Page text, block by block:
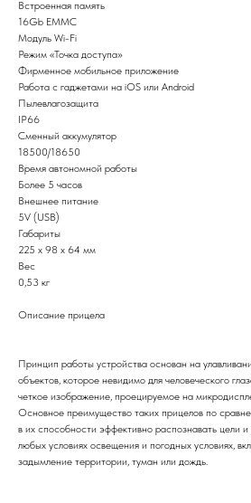
Встроенная память
16Gb EMMC
Модуль Wi-Fi
Режим «Точка доступа»
Фирменное мобильное приложение
Работа с гаджетами на iOS или Android
Пылевлагозащита
IP66
Сменный аккумулятор
18500/18650
Время автономной работы
Более 5 часов
Внешнее питание
5V (USB)
Габариты
225 x 98 х 64 мм
Вес
0,53 кг
Описание прицела
Принцип работы устройства основан на
объектов, которое невидимо для человеческого
четкое изображение, проецируемое на
Основное преимущество таких прицелов по
в их способности эффективно распознавать цели
любых условиях освещения и погодных условиях,
задымление территории, туман или дождь.